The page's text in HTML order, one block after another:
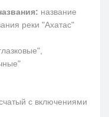
название
реки "Ахатас"
с включениями